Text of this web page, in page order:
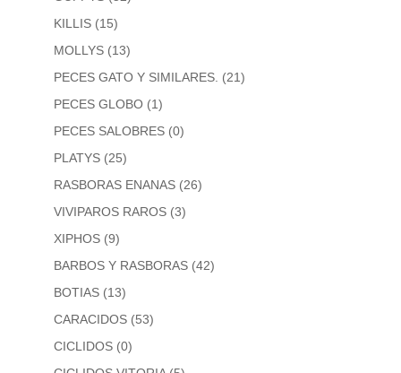
KILLIS (15)
MOLLYS (13)
PECES GATO Y SIMILARES. (21)
PECES GLOBO (1)
PECES SALOBRES (0)
PLATYS (25)
RASBORAS ENANAS (26)
VIVIPAROS RAROS (3)
XIPHOS (9)
BARBOS Y RASBORAS (42)
BOTIAS (13)
CARACIDOS (53)
CICLIDOS (0)